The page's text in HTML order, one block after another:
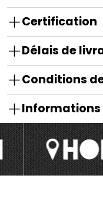
Certification
Délais de
Conditions